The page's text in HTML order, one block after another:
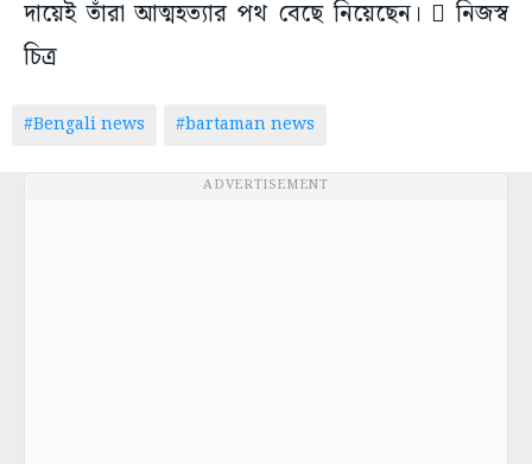
দায়েই তাঁরা আত্মহত্যার পথ বেছে নিয়েছেন।  নিজস্ব
চিত্র
#Bengali news #bartaman news
ADVERTISEMENT